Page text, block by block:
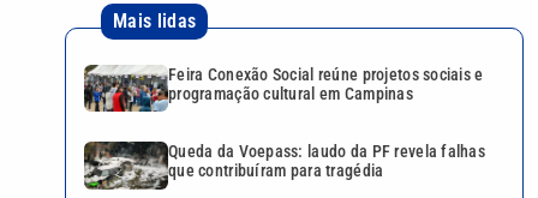
Mais lidas
Feira Conexão Social reúne projetos sociais e
programação cultural em Campinas
Queda da Voepass: laudo da PF revela falhas
que contribuíram para tragédia